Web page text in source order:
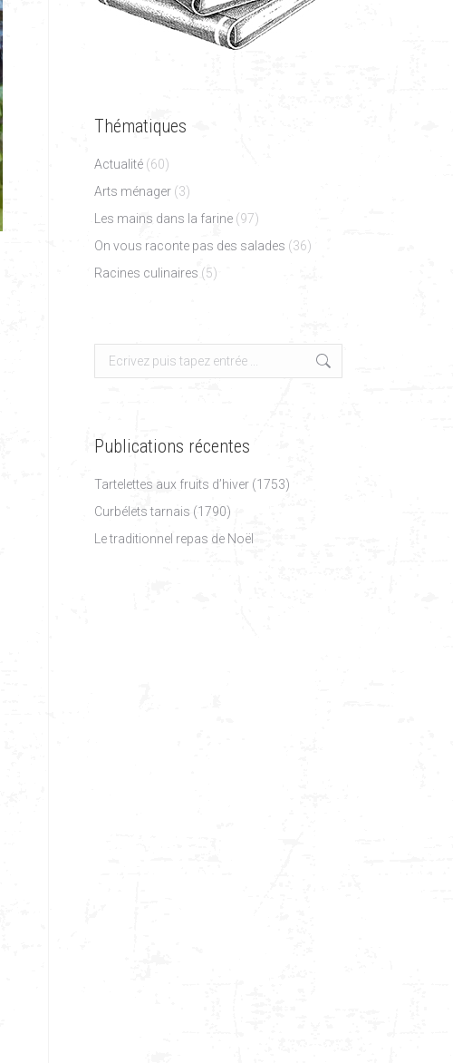
Thématiques
Actualité (60)
Arts ménager (3)
Les mains dans la farine (97)
On vous raconte pas des salades (36)
Racines culinaires (5)
Search:
Publications récentes
Tartelettes aux fruits d’hiver (1753)
Curbélets tarnais (1790)
Le traditionnel repas de Noël